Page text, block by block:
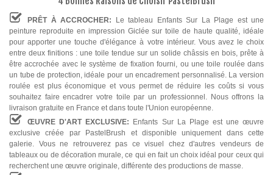
PRÊT À ACCROCHER:
Le tableau Enfants Sur La Plage est une
peinture reproduite en impression Giclée sur toile de haute qualité, idéale
pour apporter une touche d'élégance à votre intérieur. Vous avez le choix
entre deux finitions : une toile tendue sur un solide châssis en bois, prête à
être accrochée avec le système de fixation fourni, ou une toile roulée dans
un tube de protection, idéale pour un encadrement personnalisé. La version
roulée est plus économique et vous permet de réduire les coûts si vous
souhaitez faire encadrer votre toile par un professionnel. Nous offrons la
livraison gratuite en France et dans toute l'Union européenne.
ŒUVRE D'ART EXCLUSIVE:
Enfants Sur La Plage est une œuvre
exclusive créée par PastelBrush et disponible uniquement dans cette
galerie. Vous ne retrouverez pas ce visuel chez d'autres vendeurs de
tableaux ou de décoration murale, ce qui en fait un choix idéal pour ceux qui
recherchent une œuvre originale, différente des productions de masse.